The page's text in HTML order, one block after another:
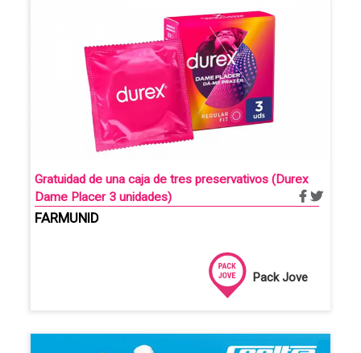
Pack Jove
Gratuidad de una caja de tres preservativos (Durex
Dame Placer 3 unidades)
FARMUNID